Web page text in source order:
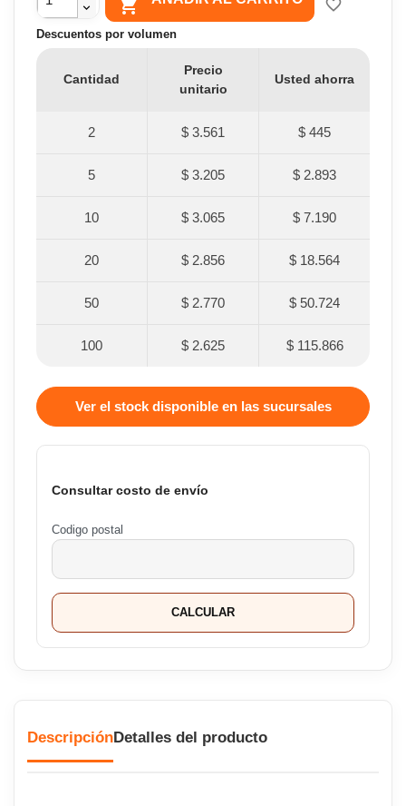
 favorite_border
Descuentos por volumen
Cantidad
Precio
unitario
Usted ahorra
2 $ 3.561 $ 445
5 $ 3.205 $ 2.893
10 $ 3.065 $ 7.190
20 $ 2.856 $ 18.564
50 $ 2.770 $ 50.724
100 $ 2.625 $ 115.866
Ver el stock disponible en las sucursales
Consultar costo de envío
Codigo postal
CALCULAR
DescripciónDetalles del producto